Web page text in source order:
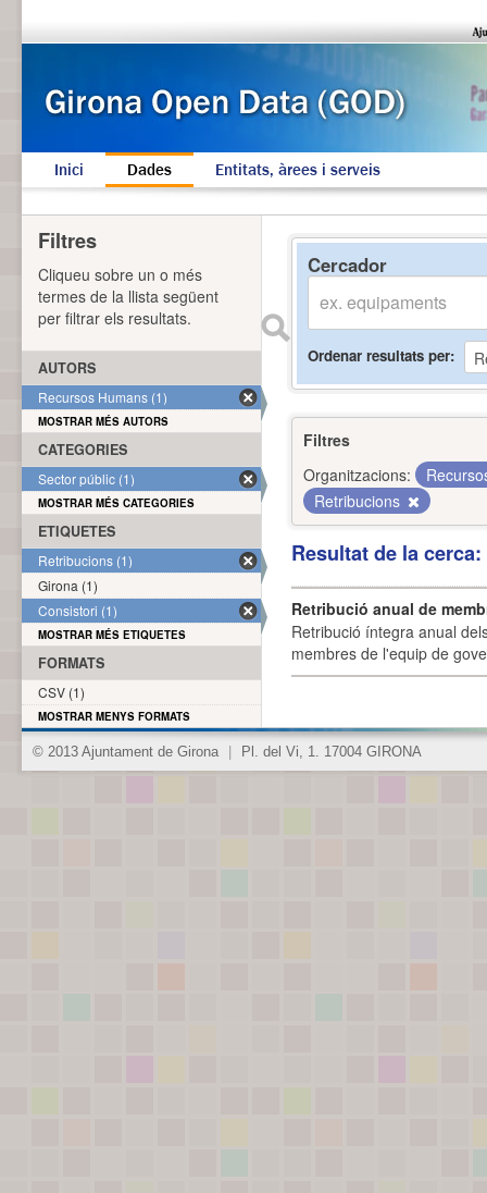
Inici Dades Entitats, àrees i serveis
Cercador
Ordenar resultats per
Filtres
Organitzacions:
Retribucions
Resultat de la
Retribució anual de
Retribució íntegra anual
membres de l'equip de
Filtres
Cliqueu sobre un o més
termes de la llista següent
per filtrar els resultats.
AUTORS
Recursos Humans (1)
MOSTRAR MÉS AUTORS
CATEGORIES
Sector públic (1)
MOSTRAR MÉS CATEGORIES
ETIQUETES
Retribucions (1)
Girona (1)
Consistori (1)
MOSTRAR MÉS ETIQUETES
FORMATS
CSV (1)
MOSTRAR MENYS FORMATS
© 2013 Ajuntament de Girona Pl. del Vi, 1. 17004 GIRONA